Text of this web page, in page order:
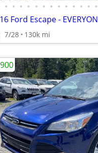
• • • • • • • • • • • • •
Ford Escape -
7/28 130k mi